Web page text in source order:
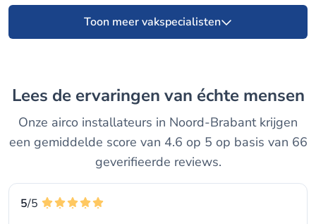
Toon meer vakspecialisten
Lees de ervaringen van échte mensen
Onze airco installateurs in Noord-Brabant krijgen
een gemiddelde score van 4.6 op 5 op basis van 66
geverifieerde reviews.
5/5